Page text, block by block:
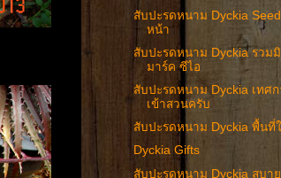
สับปะรดหนาม Dyckia
หน้า
สับปะรดหนาม Dyckia รวม
มาร์ค ซีไอ
สับปะรดหนาม Dyckia เทศ
เข้าสวนครับ
สับปะรดหนาม Dyckia พื้นที่
Dyckia Gifts
สับปะรดหนาม Dyckia สบา